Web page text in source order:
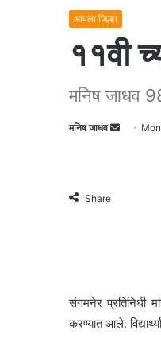
आपला जिल्हा
११वी
मनिष जाधव
मनिष जाधव
Send
Share
संगमनेर प्रतिनिधी
करण्यात आले.